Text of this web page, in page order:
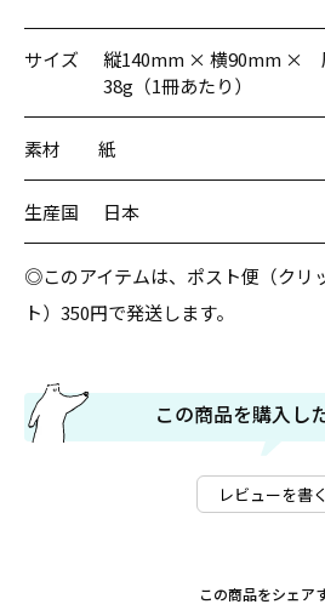
サイズ
縦140mm × 横90mm ×
38g（1冊あたり）
素材 紙
生産国 日本
◎このアイテムは、ポスト便（クリ
ト）350円で発送します。
この商品を購入し
レビューを書く
この商品をシェア